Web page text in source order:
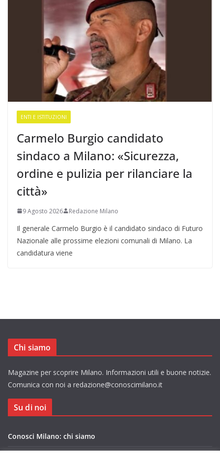
ENTI E ISTITUZIONI
Carmelo Burgio candidato
sindaco a Milano: «Sicurezza,
ordine e pulizia per rilanciare la
città»
9 Agosto 2026 Redazione Milano
Il generale Carmelo Burgio è il candidato sindaco di Futuro
Nazionale alle prossime elezioni comunali di Milano. La
candidatura viene
Chi siamo
Magazine per scoprire Milano. Informazioni utili e buone notizie.
Comunica con noi a redazione@conoscimilano.it
Su di noi
Conosci Milano: chi siamo